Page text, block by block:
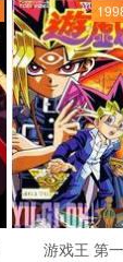
游戏王 第